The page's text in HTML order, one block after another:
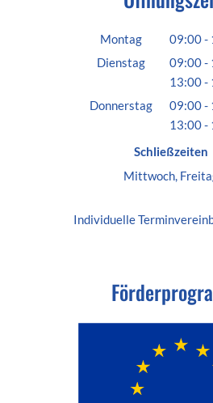
Montag 09:00-
Dienstag 09:00-
13:00-
Donnerstag 09:00-
13:00-
Schließzeiten
Mittwoch,
Individuelle